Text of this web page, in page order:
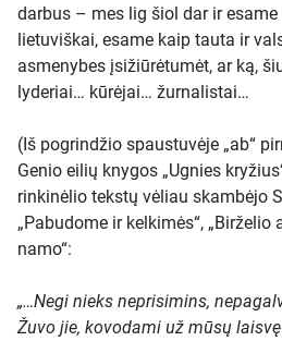
darbus – mes lig šiol dar ir
lietuviškai, esame kaip tauta ir
asmenybes įsižiūrėtumėt, ar ką,
lyderiai… kūrėjai… žurnalistai…
(Iš pogrindžio spaustuvėje „ab“
Genio eilių knygos „Ugnies
rinkinėlio tekstų vėliau skambėjo
„Pabudome ir kelkimės“, „Birželio
namo“:
„…Negi nieks neprisimins,
Žuvo jie, kovodami už mūsų